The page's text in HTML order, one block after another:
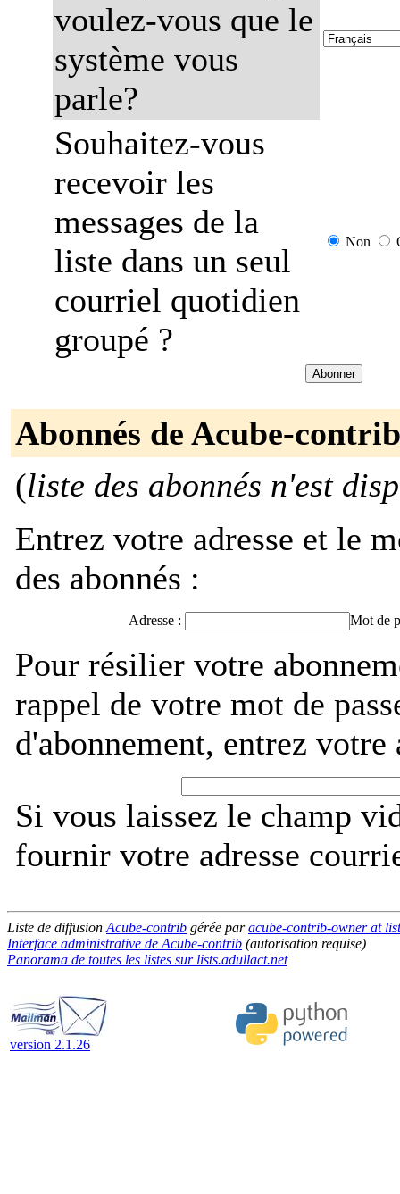
voulez-vous que le
système vous
parle?
Souhaitez-vous
recevoir les
messages de la
liste dans un seul
courriel quotidien
groupé ?
Non
Abonnés de Acube-contrib
(liste des abonnés n'est
Entrez votre adresse et le
des abonnés :
Adresse : Mot de
Pour résilier votre
rappel de votre mot de
d'abonnement, entrez
Si vous laissez le champ
fournir votre adresse
Liste de diffusion Acube-contrib gérée paracube-contrib-owner at
Interface administrative de Acube-contrib (autorisation requise)
Panorama de toutes les listes sur lists.adullact.net
version 2.1.26